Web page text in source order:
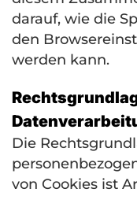
darauf, wie die
den
werden kann.
Die
von Cookies ist